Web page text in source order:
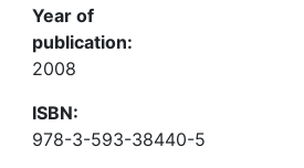
Year of
publication:
2008
ISBN:
978-3-593-38440-5